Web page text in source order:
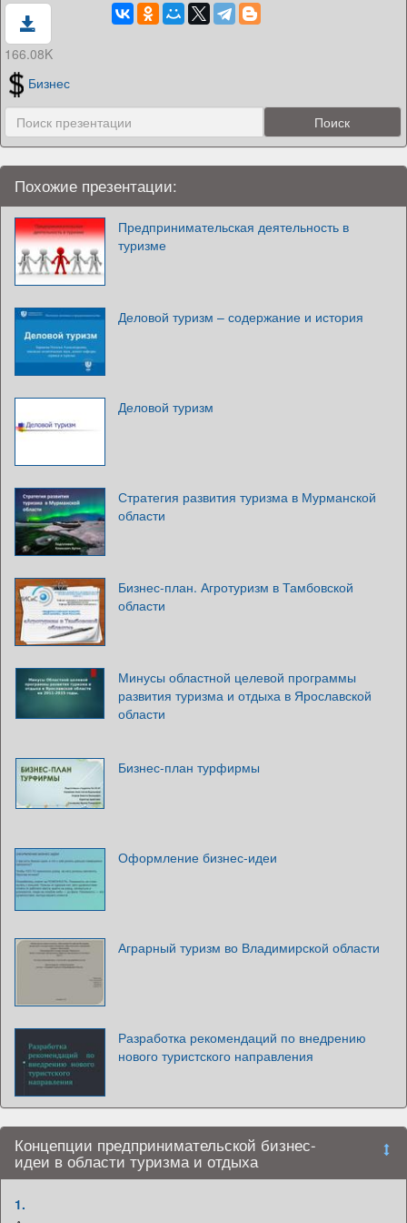
166.08K
Бизнес
Похожие презентации:
Предпринимательская деятельность в
туризме
Деловой туризм – содержание и история
Деловой туризм
Стратегия развития туризма в Мурманской
области
Бизнес-план. Агротуризм в Тамбовской
области
Минусы областной целевой программы
развития туризма и отдыха в Ярославской
области
Бизнес-план турфирмы
Оформление бизнес-идеи
Аграрный туризм во Владимирской области
Разработка рекомендаций по внедрению
нового туристского направления
Концепции предпринимательской бизнес-
идеи в области туризма и отдыха
1.